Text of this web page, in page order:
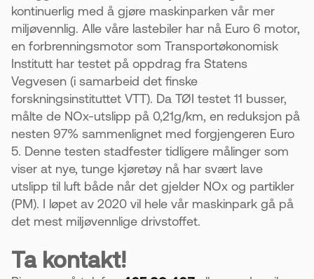
kontinuerlig med å gjøre maskinparken vår mer
miljøvennlig. Alle våre lastebiler har nå Euro 6 motor,
en forbrenningsmotor som Transportøkonomisk
Institutt har testet på oppdrag fra Statens
Vegvesen (i samarbeid det finske
forskningsinstituttet VTT). Da TØI testet 11 busser,
målte de NOx-utslipp på 0,21g/km, en reduksjon på
nesten 97% sammenlignet med forgjengeren Euro
5. Denne testen stadfester tidligere målinger som
viser at nye, tunge kjøretøy nå har svært lave
utslipp til luft både når det gjelder NOx og partikler
(PM). I løpet av 2020 vil hele vår maskinpark gå på
det mest miljøvennlige drivstoffet.
Ta kontakt!